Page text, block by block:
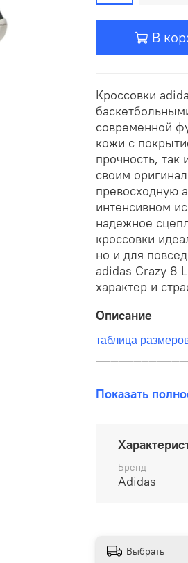
В
Кроссовки
современной
кожи с
прочность, так
своим
превосходную
интенсивном
надежное
кроссовки
но и для
adidas Crazy 8
характер и
Описание
таблица
Бесплатная
По всей России
Показать
Бренд
Adidas
Выбрать